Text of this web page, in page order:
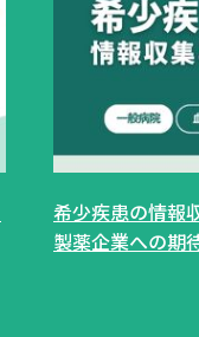
希少疾患の情報
製薬企業への期